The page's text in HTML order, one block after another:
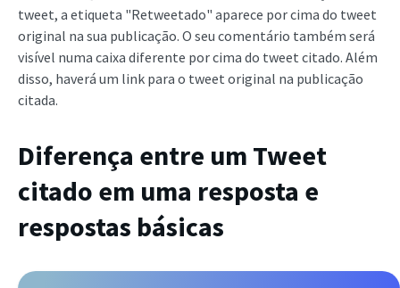
tweet, a etiqueta "Retweetado" aparece por cima do tweet
original na sua publicação. O seu comentário também será
visível numa caixa diferente por cima do tweet citado. Além
disso, haverá um link para o tweet original na publicação
citada.
Diferença entre um Tweet
citado em uma resposta e
respostas básicas